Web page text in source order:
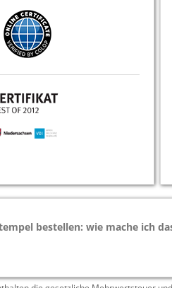
bestellen: wie mache ich